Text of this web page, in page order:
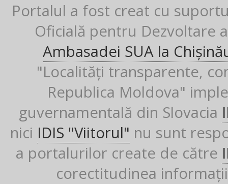
Portalul a fost creat cu
Oficială pentru Dezvoltare
Ambasadei SUA la
"Localități transparente,
Republica Moldova"
guvernamentală din Slovacia
nici IDIS "Viitorul" nu sunt
a portalurilor create de către
corectitudinea